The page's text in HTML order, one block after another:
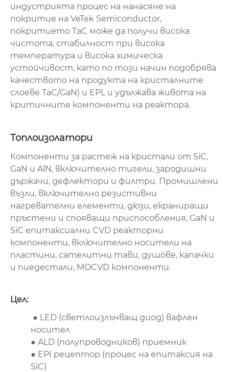
индустрията процес на нанасяне на
покритие на VeTek Semiconductor,
покритието TaC може да получи висока
чистота, стабилност при висока
температура и висока химическа
устойчивост, като по този начин подобрява
качеството на продукта на кристалните
слоеве TaC/GaN) и EPL и удължава живота на
критичните компоненти на реактора.
Топлоизолатори
Компоненти за растеж на кристали от SiC,
GaN и AlN, включително тигели, зародишни
държачи, дефлектори и филтри. Промишлени
възли, включително резистивни
нагревателни елементи, дюзи, екраниращи
пръстени и спояващи приспособления, GaN и
SiC епитаксиални CVD реакторни
компоненти, включително носители на
пластини, сателитни тави, душове, капачки
и пиедестали, MOCVD компоненти.
Цел:
● LED (светлоизлъчващ диод) вафлен
носител
● ALD (полупроводников) приемник
● EPI рецептор (процес на епитаксия на
SiC)